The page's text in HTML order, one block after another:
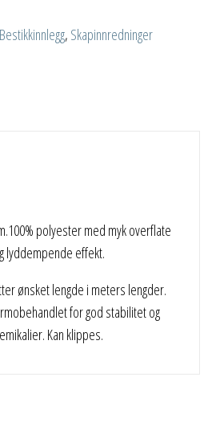
Bestikkinnlegg, Skapinnredninger
polyester med myk overflate
lyddempende effekt.
ønsket lengde i meters lengder.
for god stabilitet og
Kan klippes.